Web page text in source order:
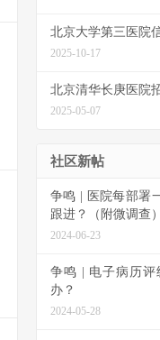
北京大学第三医院
2025-10-17
北京清华长庚医院
2025-05-07
社区新帖
争鸣 | 医院每部署
跟进？（附微调查）
2024-06-23
争鸣 | 电子病历
办？
2024-05-28